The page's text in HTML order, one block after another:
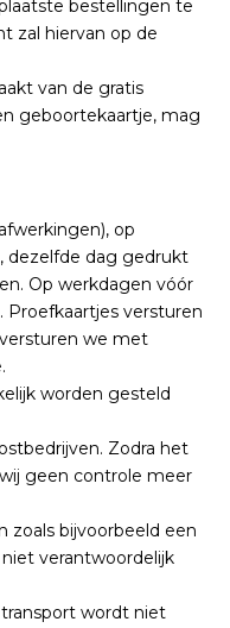
bestellingen te
zal hiervan op de
van de gratis
geboortekaartje, mag
op
dezelfde dag gedrukt
Op werkdagen vóór
Proefkaartjes versturen
we met
worden gesteld
Zodra het
geen controle meer
zoals bijvoorbeeld een
verantwoordelijk
wordt niet